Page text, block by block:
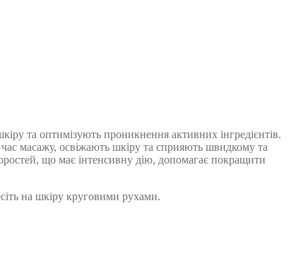
та оптимізують проникнення активних інгредієнтів.
масажу, освіжають шкіру та сприяють швидкому та
що має інтенсивну дію, допомагає покращити
на шкіру круговими рухами.